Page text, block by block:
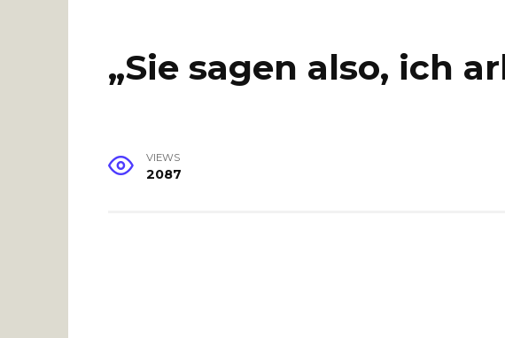
„Sie sagen also, ich
VIEWS
2087